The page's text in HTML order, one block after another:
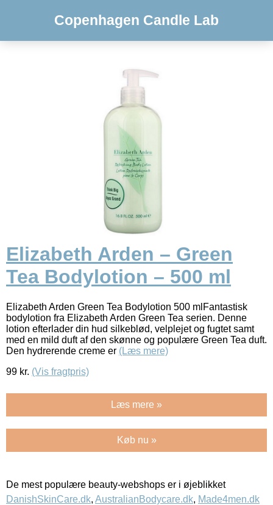
Copenhagen Candle Lab
Elizabeth Arden – Green
Tea Bodylotion – 500 ml
Elizabeth Arden Green Tea Bodylotion 500 mlFantastisk
bodylotion fra Elizabeth Arden Green Tea serien. Denne
lotion efterlader din hud silkeblød, velplejet og fugtet samt
med en mild duft af den skønne og populære Green Tea duft.
Den hydrerende creme er (Læs mere)
99 kr. (Vis fragtpris)
Læs mere »
Køb nu »
De mest populære beauty-webshops er i øjeblikket
DanishSkinCare.dk, AustralianBodycare.dk, Made4men.dk